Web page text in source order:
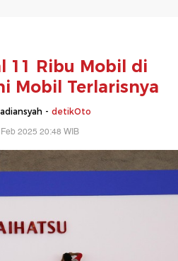
11 Ribu Mobil di
Mobil Terlarisnya
- detikOto
2025 20:48 WIB